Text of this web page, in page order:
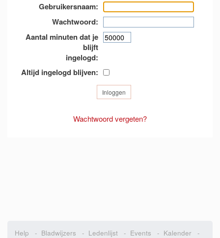
Gebruikersnaam:
Wachtwoord:
Aantal minuten dat je
blijft
ingelogd:
Altijd ingelogd blijven:
Wachtwoord vergeten?
Help - Bladwijzers - Ledenlijst - Events - Kalender -